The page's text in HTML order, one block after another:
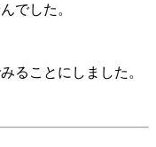
でした。
ることにしました。